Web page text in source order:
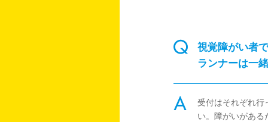
視覚障がい者
ランナーは一
受付はそれぞれ行
い。障がいがある